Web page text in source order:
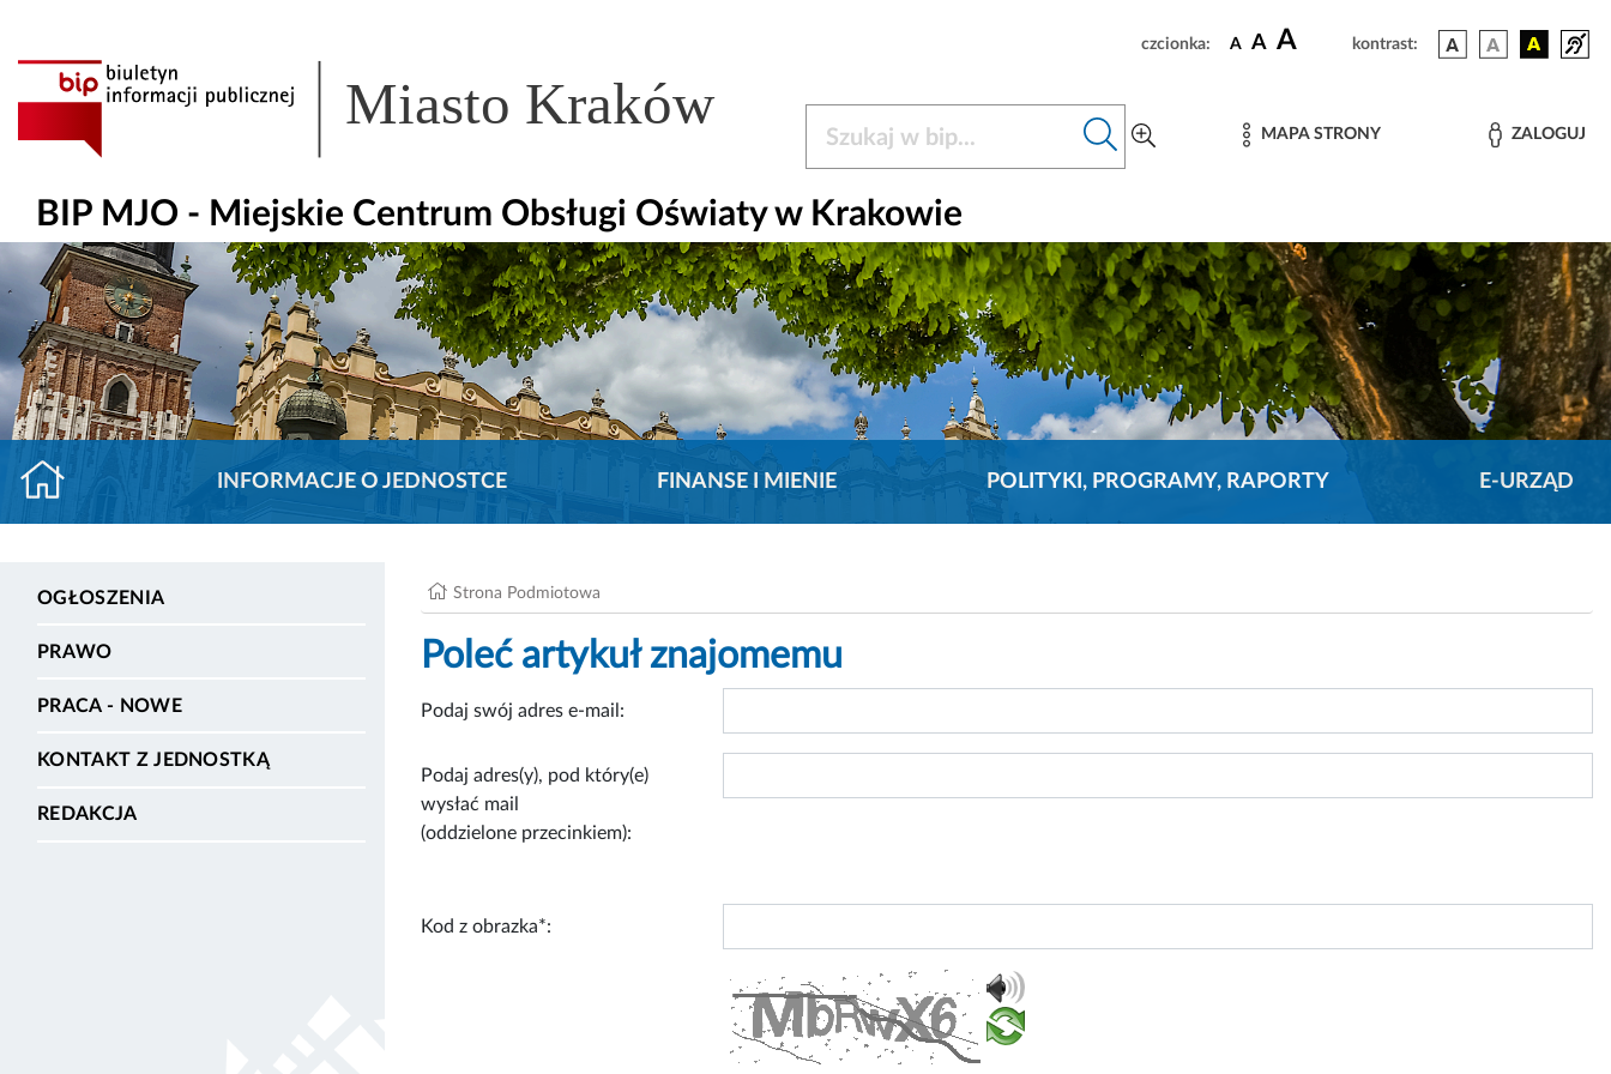
czcionka: A A A kontrast:
Miasto Kraków MAPA STRONY ZALOGUJ
BIP MJO - Miejskie Centrum Obsługi Oświaty w Krakowie
INFORMACJE O JEDNOSTCE FINANSE I MIENIE POLITYKI, PROGRAMY, RAPORTY E-URZĄD
OGŁOSZENIA
PRAWO
PRACA - NOWE
KONTAKT Z JEDNOSTKĄ
REDAKCJA
Strona Podmiotowa
Poleć artykuł znajomemu
Podaj swój adres e-mail:
Podaj adres(y), pod który(e)
wysłać mail
(oddzielone przecinkiem):
Kod z obrazka*: